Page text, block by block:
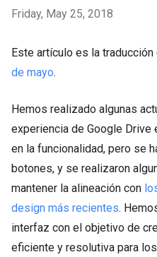
Friday, May 25, 2018
Este artículo es la
de mayo.
Hemos realizado algunas
experiencia de Google Drive
en la funcionalidad, pero se
botones, y se realizaron
mantener la alineación con
design más recientes.
interfaz con el objetivo de
eficiente y resolutiva para